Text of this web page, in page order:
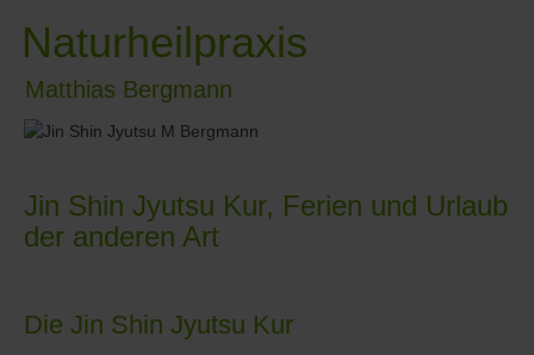
Naturheilpraxis
Matthias Bergmann
Jin Shin Jyutsu Kur, Ferien und Urlaub
der anderen Art
Die Jin Shin Jyutsu Kur